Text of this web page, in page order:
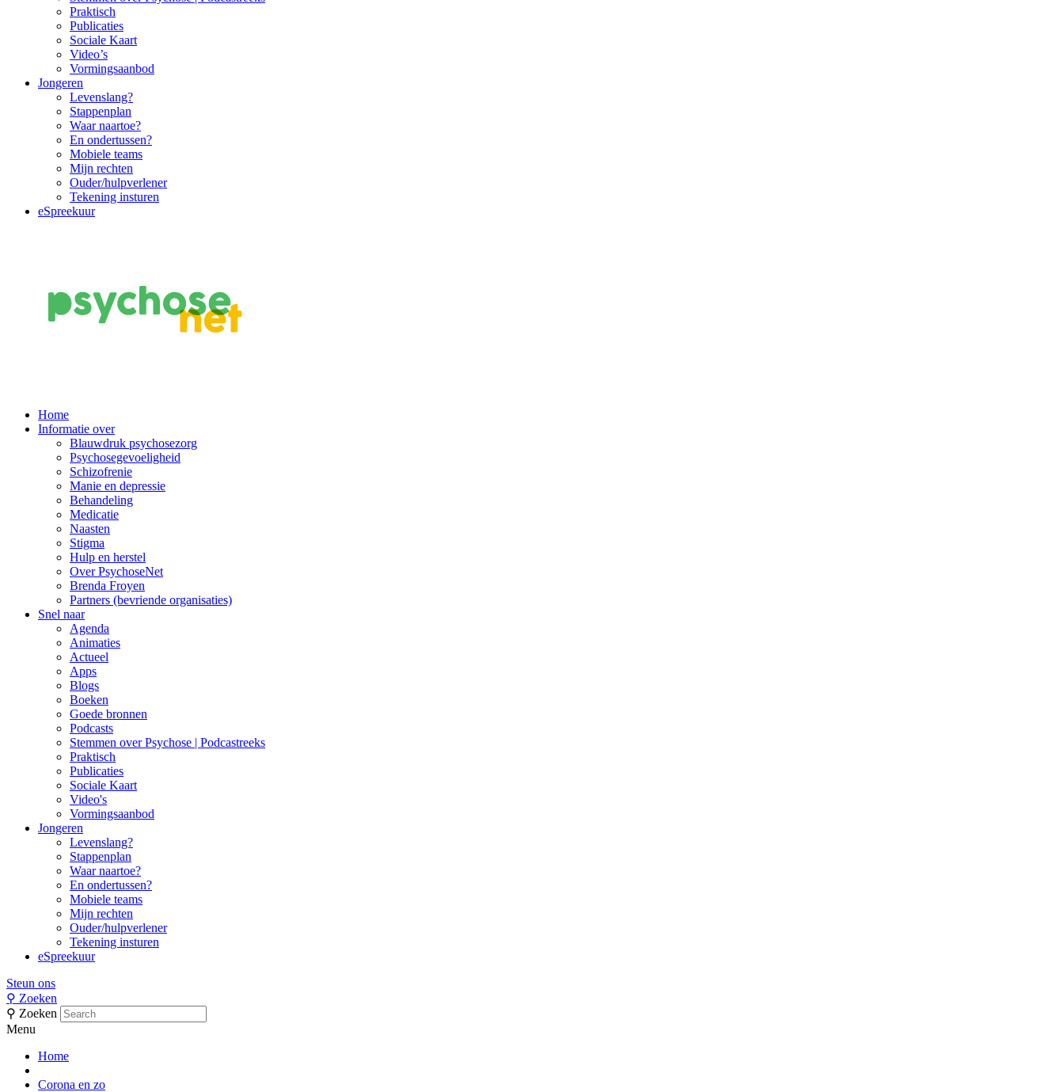
Praktisch
Publicaties
Sociale Kaart
Video’s
Vormingsaanbod
Jongeren
Levenslang?
Stappenplan
Waar naartoe?
En ondertussen?
Mobiele teams
Mijn rechten
Ouder/hulpverlener
Tekening insturen
eSpreekuur
Main
Navigation
Home
Informatie over
Blauwdruk psychosezorg
Psychosegevoeligheid
Schizofrenie
Manie en depressie
Behandeling
Medicatie
Naasten
Stigma
Hulp en herstel
Over PsychoseNet
Brenda Froyen
Partners (bevriende organisaties)
Snel naar
Agenda
Animaties
Actueel
Apps
Blogs
Boeken
Goede bronnen
Podcasts
Stemmen over Psychose | Podcastreeks
Praktisch
Publicaties
Sociale Kaart
Video's
Vormingsaanbod
Jongeren
Levenslang?
Stappenplan
Waar naartoe?
En ondertussen?
Mobiele teams
Mijn rechten
Ouder/hulpverlener
Tekening insturen
eSpreekuur
Steun ons
⚲ Zoeken
⚲ Zoeken
Menu
Home
Corona en zo